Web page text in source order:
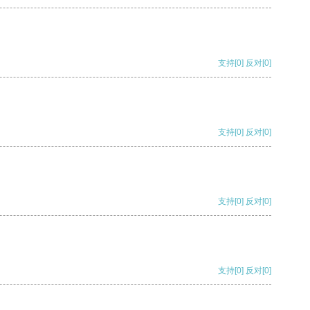
支持[0] 反对[0]
支持[0] 反对[0]
支持[0] 反对[0]
支持[0] 反对[0]